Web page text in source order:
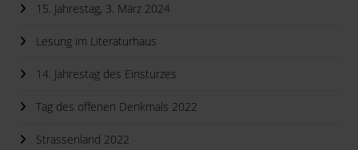
15. Jahrestag, 3. März 2024
Lesung im Literaturhaus
14. Jahrestag des Einsturzes
Tag des offenen Denkmals 2022
Strassenland 2022